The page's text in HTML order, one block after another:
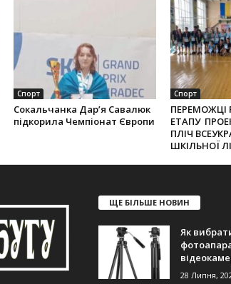
Спорт
Сокальчанка Дар’я Савалюк
підкорила Чемпіонат Європи
Спорт
ЕТАПУ
ПЛІЧ
ШКІЛЬНОЇ
ЩЕ БІЛЬШЕ НОВИН
Як
28 Липня,